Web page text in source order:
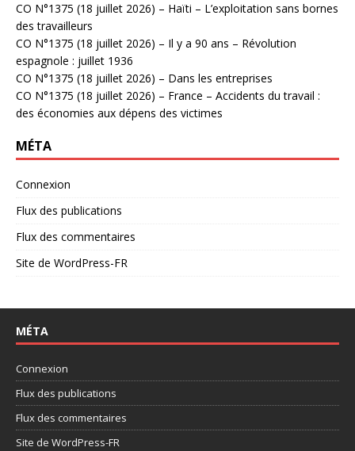
CO N°1375 (18 juillet 2026) – Haïti – L’exploitation sans bornes
des travailleurs
CO N°1375 (18 juillet 2026) – Il y a 90 ans – Révolution
espagnole : juillet 1936
CO N°1375 (18 juillet 2026) – Dans les entreprises
CO N°1375 (18 juillet 2026) – France – Accidents du travail :
des économies aux dépens des victimes
MÉTA
Connexion
Flux des publications
Flux des commentaires
Site de WordPress-FR
MÉTA
Connexion
Flux des publications
Flux des commentaires
Site de WordPress-FR